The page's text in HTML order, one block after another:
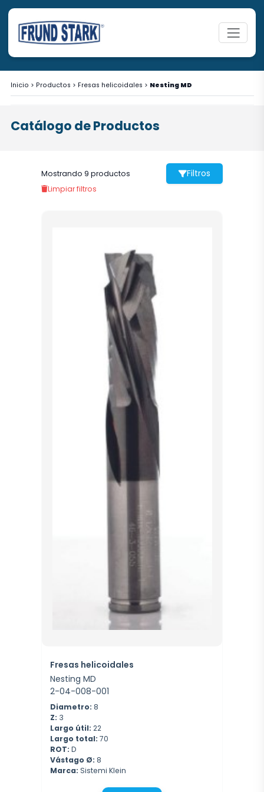
Inicio > Productos > Fresas helicoidales > Nesting MD
Catálogo de Productos
Mostrando 9 productos Filtros
Limpiar filtros
Fresas helicoidales
Nesting MD
2-04-008-001
Diametro: 8
Z: 3
Largo útil: 22
Largo total: 70
ROT: D
Vástago Ø: 8
Marca: Sistemi Klein